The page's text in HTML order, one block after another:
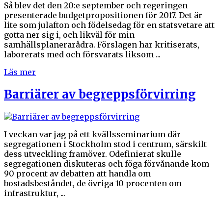
Så blev det den 20:e september och regeringen
presenterade budgetpropositionen för 2017. Det är
lite som julafton och födelsedag för en statsvetare att
gotta ner sig i, och likväl för min
samhällsplanerarådra. Förslagen har kritiserats,
laborerats med och försvarats liksom ...
Läs mer
Barriärer av begreppsförvirring
I veckan var jag på ett kvällsseminarium där
segregationen i Stockholm stod i centrum, särskilt
dess utveckling framöver. Odefinierat skulle
segregationen diskuteras och föga förvånande kom
90 procent av debatten att handla om
bostadsbeståndet, de övriga 10 procenten om
infrastruktur, ...